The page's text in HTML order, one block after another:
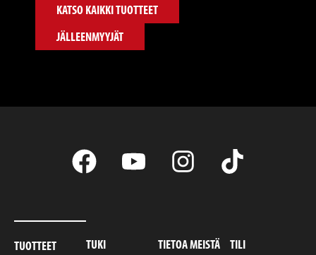
KATSO KAIKKI TUOTTEET
JÄLLEENMYYJÄT
TUOTTEET TUKI TIETOA MEISTÄ TILI